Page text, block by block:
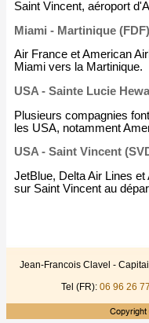
Saint Vincent, aéroport
Miami - Martinique (FDF)
Air France et American
Miami vers la Martinique.
USA - Sainte Lucie
Plusieurs compagnies
les USA, notamment
USA - Saint Vincent
JetBlue, Delta Air Lines
sur Saint Vincent au
Jean-Francois Clavel -
Tel (FR): 06 96 26